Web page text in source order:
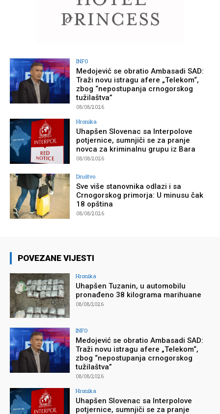
INFO
Medojević se obratio Ambasadi SAD:
Traži novu istragu afere „Telekom“,
zbog “nepostupanja crnogorskog
tužilaštva”
08/08/2026
Hronika
Uhapšen Slovenac sa Interpolove
potjernice, sumnjiči se za pranje
novca za kriminalnu grupu iz Bara
08/08/2026
Društvo
Sve više stanovnika odlazi i sa
Crnogorskog primorja: U minusu čak
18 opština
08/08/2026
POVEZANE VIJESTI
Hronika
Uhapšen Tuzanin, u automobilu
pronađeno 38 kilograma marihuane
08/08/2026
INFO
Medojević se obratio Ambasadi SAD:
Traži novu istragu afere „Telekom“,
zbog “nepostupanja crnogorskog
tužilaštva”
08/08/2026
Hronika
Uhapšen Slovenac sa Interpolove
potjernice, sumnjiči se za pranje